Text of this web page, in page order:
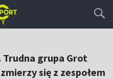
grupa Grot
się z zespołem